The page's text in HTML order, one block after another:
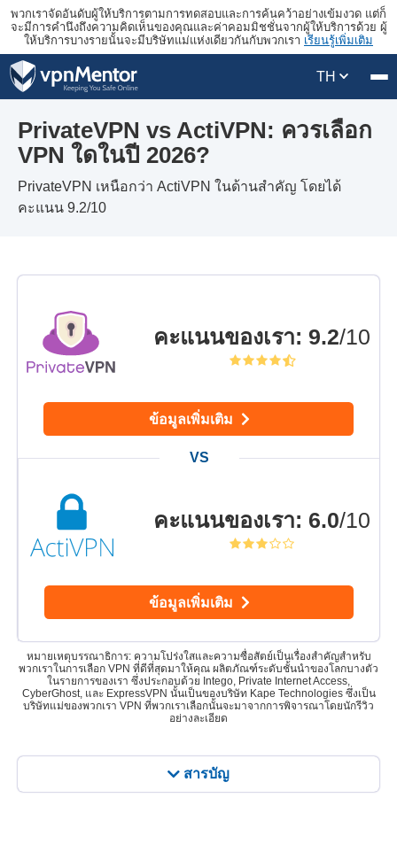
พวกเราจัดอันดับผู้ให้บริการตามการทดสอบและการค้นคว้าอย่างเข้มงวด แต่ก็
จะมีการคำนึงถึงความคิดเห็นของคุณและค่าคอมมิชชั่นจากผู้ให้บริการด้วย ผู้
ให้บริการบางรายนั้นจะมีบริษัทแม่แห่งเดียวกันกับพวกเรา เรียนรู้เพิ่มเติม
TH
PrivateVPN vs ActiVPN: ควรเลือก
VPN ใดในปี 2026?
PrivateVPN เหนือกว่า ActiVPN ในด้านสำคัญ โดยได้
คะแนน 9.2/10
สารบัญ
คะแนนของเรา: 9.2/10
ข้อมูลเพิ่มเติม
คะแนนของเรา: 6.0/10
ข้อมูลเพิ่มเติม
หมายเหตุบรรณาธิการ: ความโปร่งใสและความซื่อสัตย์เป็นเรื่องสำคัญสำหรับ
พวกเราในการเลือก VPN ที่ดีที่สุดมาให้คุณ ผลิตภัณฑ์ระดับชั้นนำของโลกบางตัว
ในรายการของเรา ซึ่งประกอบด้วย Intego, Private Internet Access,
CyberGhost, และ ExpressVPN นั้นเป็นของบริษัท Kape Technologies ซึ่งเป็น
บริษัทแม่ของพวกเรา VPN ที่พวกเราเลือกนั้นจะมาจากการพิจารณาโดยนักรีวิว
อย่างละเอียด